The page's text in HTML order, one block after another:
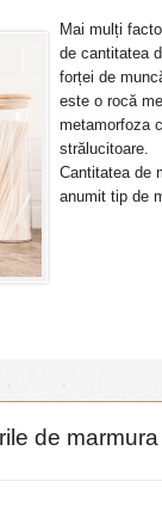
Mai mulți
de cantitatea
forței de
este o rocă
metamorfoza
strălucitoare.
Cantitatea de
anumit tip de
de marmura